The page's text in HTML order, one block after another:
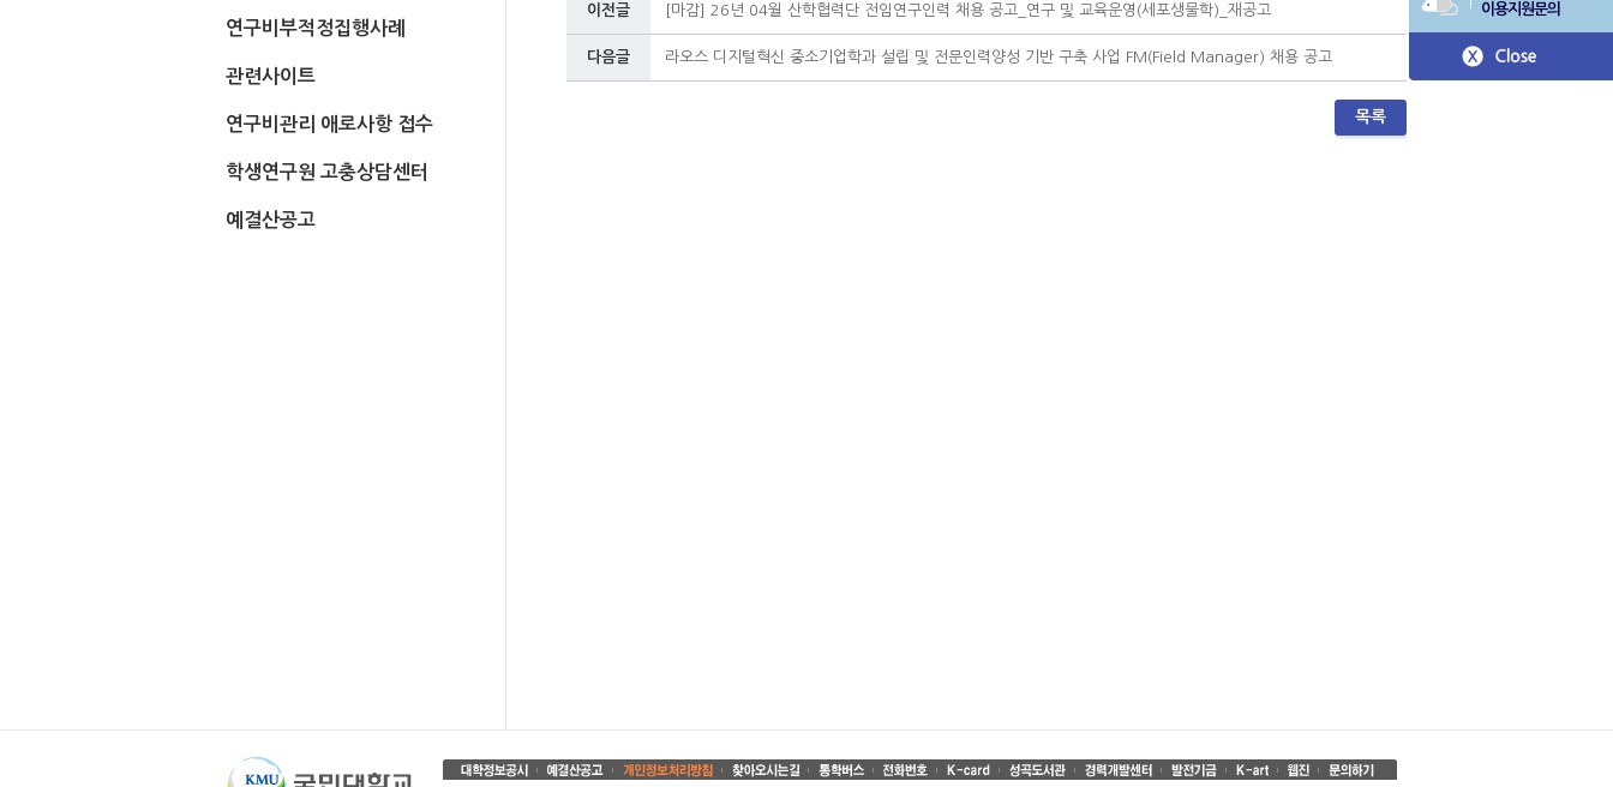
연구비부적정집행사례
관련사이트
연구비관리 애로사항 접수
학생연구원 고충상담센터
예결산공고
이전글 [마감] 26년 04월 산학협력단 전임연구인력 채용 공고_연구 및 교육운영(세포생물학)_재공고
다음글 라오스 디지털혁신 중소기업학과 설립 및 전문인력양성 기반 구축 사업 FM(Field Manager) 채용 공고
목록
이용지원문의